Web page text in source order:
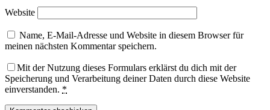
Website
Name, E-Mail-Adresse und Website in diesem Browser für
meinen nächsten Kommentar speichern.
Mit der Nutzung dieses Formulars erklärst du dich mit der
Speicherung und Verarbeitung deiner Daten durch diese Website
einverstanden. *